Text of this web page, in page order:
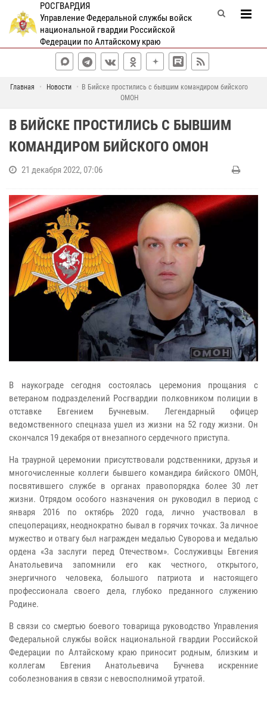
РОСГВАРДИЯ
Управление Федеральной службы войск
национальной гвардии Российской
Федерации по Алтайскому краю
Главная Новости
В Бийске простились с бывшим командиром бийского
ОМОН
В БИЙСКЕ ПРОСТИЛИСЬ С БЫВШИМ
КОМАНДИРОМ БИЙСКОГО ОМОН
21 декабря 2022, 07:06
В наукограде сегодня состоялась церемония прощания с
ветераном подразделений Росгвардии полковником полиции в
отставке Евгением Бучневым. Легендарный офицер
ведомственного спецназа ушел из жизни на 52 году жизни. Он
скончался 19 декабря от внезапного сердечного приступа.
На траурной церемонии присутствовали родственники, друзья и
многочисленные коллеги бывшего командира бийского ОМОН,
посвятившего службе в органах правопорядка более 30 лет
жизни. Отрядом особого назначения он руководил в период с
января 2016 по октябрь 2020 года, лично участвовал в
спецоперациях, неоднократно бывал в горячих точках. За личное
мужество и отвагу был награжден медалью Суворова и медалью
ордена «За заслуги перед Отечеством». Сослуживцы Евгения
Анатольевича запомнили его как честного, открытого,
энергичного человека, большого патриота и настоящего
профессионала своего дела, глубоко преданного служению
Родине.
В связи со смертью боевого товарища руководство Управления
Федеральной службы войск национальной гвардии Российской
Федерации по Алтайскому краю приносит родным, близким и
коллегам Евгения Анатольевича Бучнева искренние
соболезнования в связи с невосполнимой утратой.